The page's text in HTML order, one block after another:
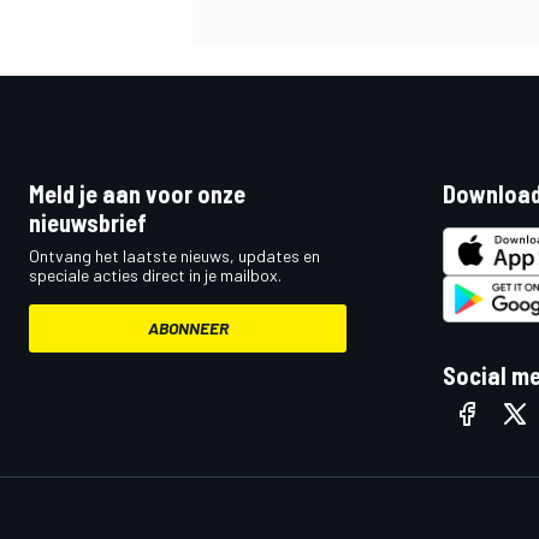
Meld je aan voor onze
nieuwsbrief
Ontvang het laatste nieuws, updates en
speciale acties direct in je mailbox.
ABONNEER
Social